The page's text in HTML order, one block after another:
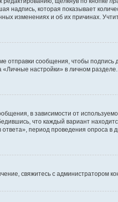
надпись, которая показывает
изменениях и об их причинах.
отправки сообщения, чтобы подпись
настройки» в личном
в зависимости от
что каждый вариант
период проведения опроса в
свяжитесь с администратором